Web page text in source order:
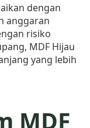
dengan
anggaran
risiko
MDF Hijau
yang lebih
MDF